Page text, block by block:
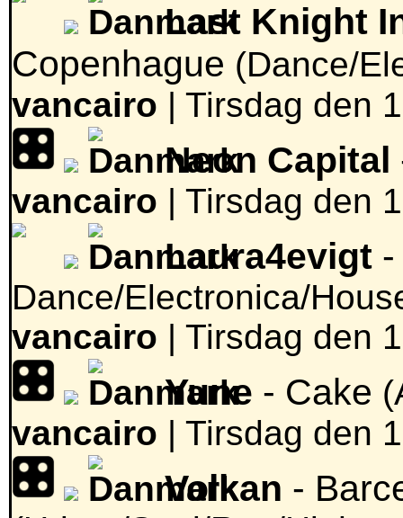
Last Knight
Copenhague (Dance/
vancairo | Tirsdag den
Neon Capital
vancairo | Tirsdag den
Laura4evigt
Dance/Electronica/
vancairo | Tirsdag den
Yune - Cake
vancairo | Tirsdag den
Volkan -